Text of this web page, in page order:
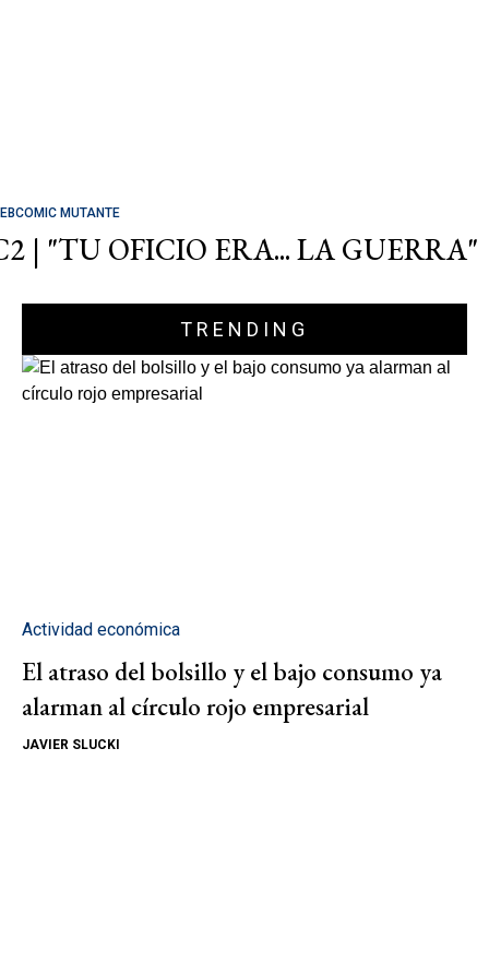
MUTANTE
| "TU OFICIO ERA... LA GUERRA"
TRENDING
Actividad económica
El atraso del bolsillo y el bajo consumo ya
alarman al círculo rojo empresarial
JAVIER SLUCKI